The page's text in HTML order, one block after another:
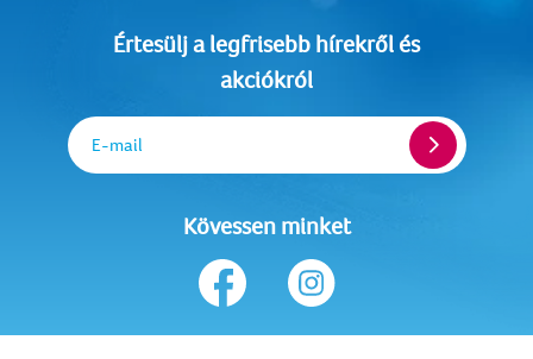
Értesülj a legfrisebb hírekről és
akciókról
E-mail
Kövessen minket